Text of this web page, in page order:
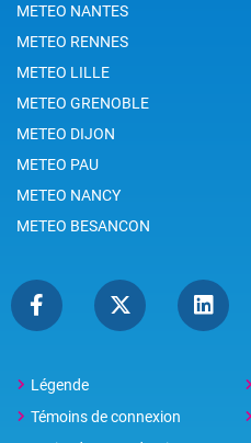
METEO NANTES
METEO RENNES
METEO LILLE
METEO GRENOBLE
METEO DIJON
METEO PAU
METEO NANCY
METEO BESANCON
Légende
Témoins de connexion